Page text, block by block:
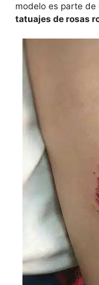
modelo es parte
tatuajes de rosas